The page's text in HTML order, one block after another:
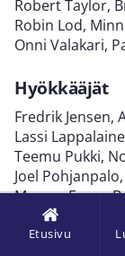
Etusivu
Robert Taylor,
Robin Lod,
Onni Valakari,
Hyökkääjät
Fredrik Jensen,
Lassi
Teemu Pukki,
Joel
Marcus Forss,
* = Niko